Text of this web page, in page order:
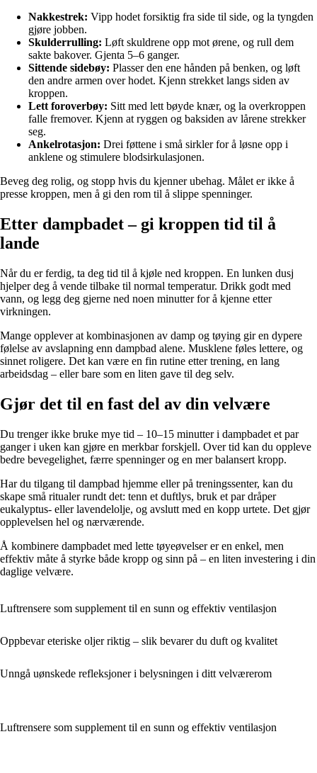
Nakkestrek: Vipp hodet forsiktig fra side til side, og la tyngden
gjøre jobben.
Skulderrulling: Løft skuldrene opp mot ørene, og rull dem
sakte bakover. Gjenta 5–6 ganger.
Sittende sidebøy: Plasser den ene hånden på benken, og løft
den andre armen over hodet. Kjenn strekket langs siden av
kroppen.
Lett foroverbøy: Sitt med lett bøyde knær, og la overkroppen
falle fremover. Kjenn at ryggen og baksiden av lårene strekker
seg.
Ankelrotasjon: Drei føttene i små sirkler for å løsne opp i
anklene og stimulere blodsirkulasjonen.
Beveg deg rolig, og stopp hvis du kjenner ubehag. Målet er ikke å
presse kroppen, men å gi den rom til å slippe spenninger.
Etter dampbadet – gi kroppen tid til å
lande
Når du er ferdig, ta deg tid til å kjøle ned kroppen. En lunken dusj
hjelper deg å vende tilbake til normal temperatur. Drikk godt med
vann, og legg deg gjerne ned noen minutter for å kjenne etter
virkningen.
Mange opplever at kombinasjonen av damp og tøying gir en dypere
følelse av avslapning enn dampbad alene. Musklene føles lettere, og
sinnet roligere. Det kan være en fin rutine etter trening, en lang
arbeidsdag – eller bare som en liten gave til deg selv.
Gjør det til en fast del av din velvære
Du trenger ikke bruke mye tid – 10–15 minutter i dampbadet et par
ganger i uken kan gjøre en merkbar forskjell. Over tid kan du oppleve
bedre bevegelighet, færre spenninger og en mer balansert kropp.
Har du tilgang til dampbad hjemme eller på treningssenter, kan du
skape små ritualer rundt det: tenn et duftlys, bruk et par dråper
eukalyptus- eller lavendelolje, og avslutt med en kopp urtete. Det gjør
opplevelsen hel og nærværende.
Å kombinere dampbadet med lette tøyeøvelser er en enkel, men
effektiv måte å styrke både kropp og sinn på – en liten investering i din
daglige velvære.
Luftrensere som supplement til en sunn og effektiv ventilasjon
Oppbevar eteriske oljer riktig – slik bevarer du duft og kvalitet
Unngå uønskede refleksjoner i belysningen i ditt velværerom
Luftrensere som supplement til en sunn og effektiv ventilasjon